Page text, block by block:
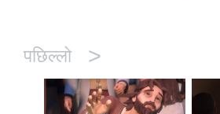
पछिल्लो >